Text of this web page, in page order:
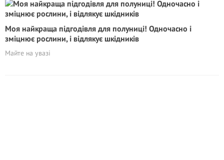
Моя найкраща підгодівля для полуниці! Одночасно і
зміцнює рослини, і відлякує шкідників
Майте на увазі